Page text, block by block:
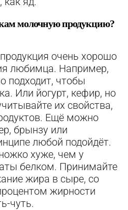
молочную продукцию?
очень хорошо
любимца. Например,
подходит, чтобы
Или йогурт, кефир, но
их свойства,
Ещё можно
брынзу или
любой подойдёт.
хуже, чем у
белком. Принимайте
жира в сыре, со
жирности
чуть.